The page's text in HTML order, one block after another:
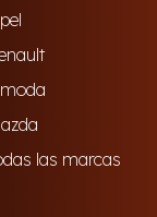
las marcas